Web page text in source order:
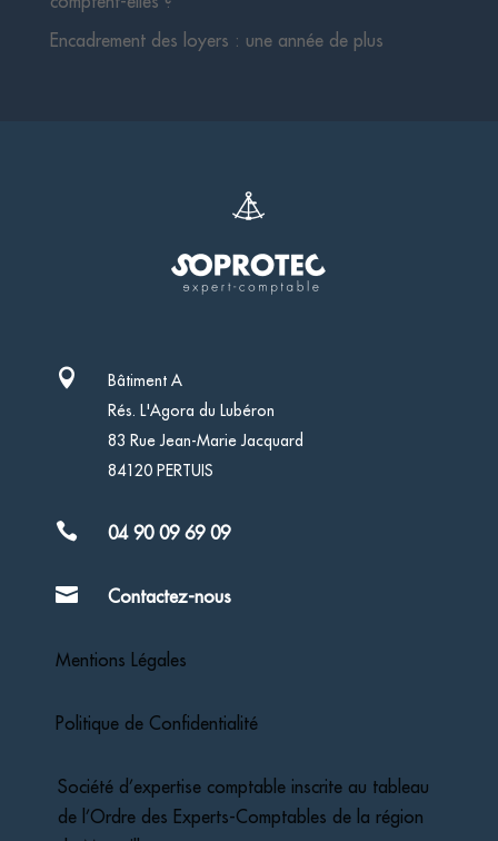
Encadrement des loyers : une année de plus

Bâtiment A
Rés. L'Agora du Lubéron
83 Rue Jean-Marie Jacquard
84120 PERTUIS
 04 90 09 69 09
 Contactez-nous
Mentions Légales
Politique de Confidentialité
Société d’expertise comptable inscrite au tableau
de l’Ordre des Experts-Comptables de la région